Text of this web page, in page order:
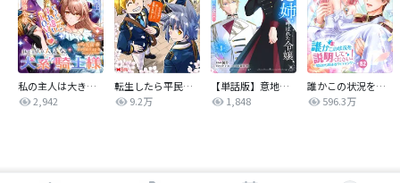
私の主人は大きな犬系騎士様
2,942
転生したら平民でした。～生活水準に耐えられないので貴族を目指します～（コミック）
9.2万
【単話版】意地悪姉と呼ばれた令嬢、実はとても優れた魔法使いでした。@COMIC
1,848
誰かこの状況を説明してください！ ～契約から始まるウェディング～
596.3万